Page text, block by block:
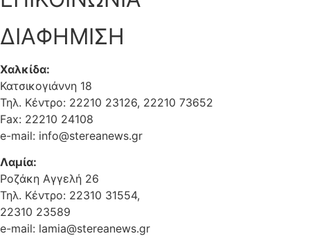
ΔΙΑΦΗΜΙΣΗ
Χαλκίδα:
Κατσικογιάννη 18
Τηλ. Κέντρο: 22210 23126, 22210 73652
Fax: 22210 24108
e-mail: info@stereanews.gr
Λαμία:
Ροζάκη Αγγελή 26
Τηλ. Κέντρο: 22310 31554,
22310 23589
e-mail: lamia@stereanews.gr